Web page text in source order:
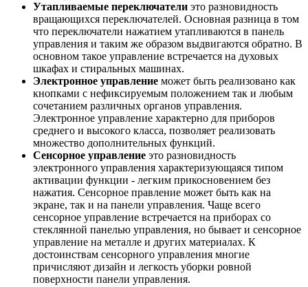
Утапливаемые переключатели это разновидность
вращающихся переключателей. Основная разница в том
что переключатели нажатием утапливаются в панель
управления и таким же образом выдвигаются обратно. В
основном такое управление встречается на духовых
шкафах и стиральных машинах.
Электронное управление может быть реализовано как
кнопками с нефиксируемым положением так и любым
сочетанием различных органов управления.
Электронное управление характерно для приборов
среднего и высокого класса, позволяет реализовать
множество дополнительных функций.
Сенсорное управление это разновидность
электронного управления характеризующаяся типом
активации функции - легким прикосновением без
нажатия. Сенсорное правление может быть как на
экране, так и на панели управления. Чаще всего
сенсорное управление встречается на приборах со
стеклянной панелью управления, но бывает и сенсорное
управление на металле и других материалах. К
достоинствам сенсорного управления многие
причисляют дизайн и легкость уборки ровной
поверхности панели управления.